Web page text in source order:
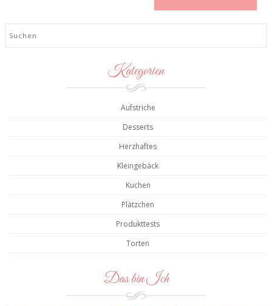
Kategorien
Aufstriche
Desserts
Herzhaftes
Kleingebäck
Kuchen
Plätzchen
Produkttests
Torten
Das bin Ich